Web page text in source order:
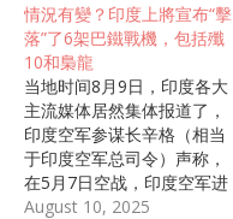
情況有變？印度上將宣布“擊
落”了6架巴鐵戰機，包括殲
10和梟龍
当地时间8月9日，印度各大
主流媒体居然集体报道了，
印度空军参谋长辛格（相当
于印度空军总司令）声称，
在5月7日空战，印度空军进
行“辛多尔行动”期间，印度
August 10, 2025